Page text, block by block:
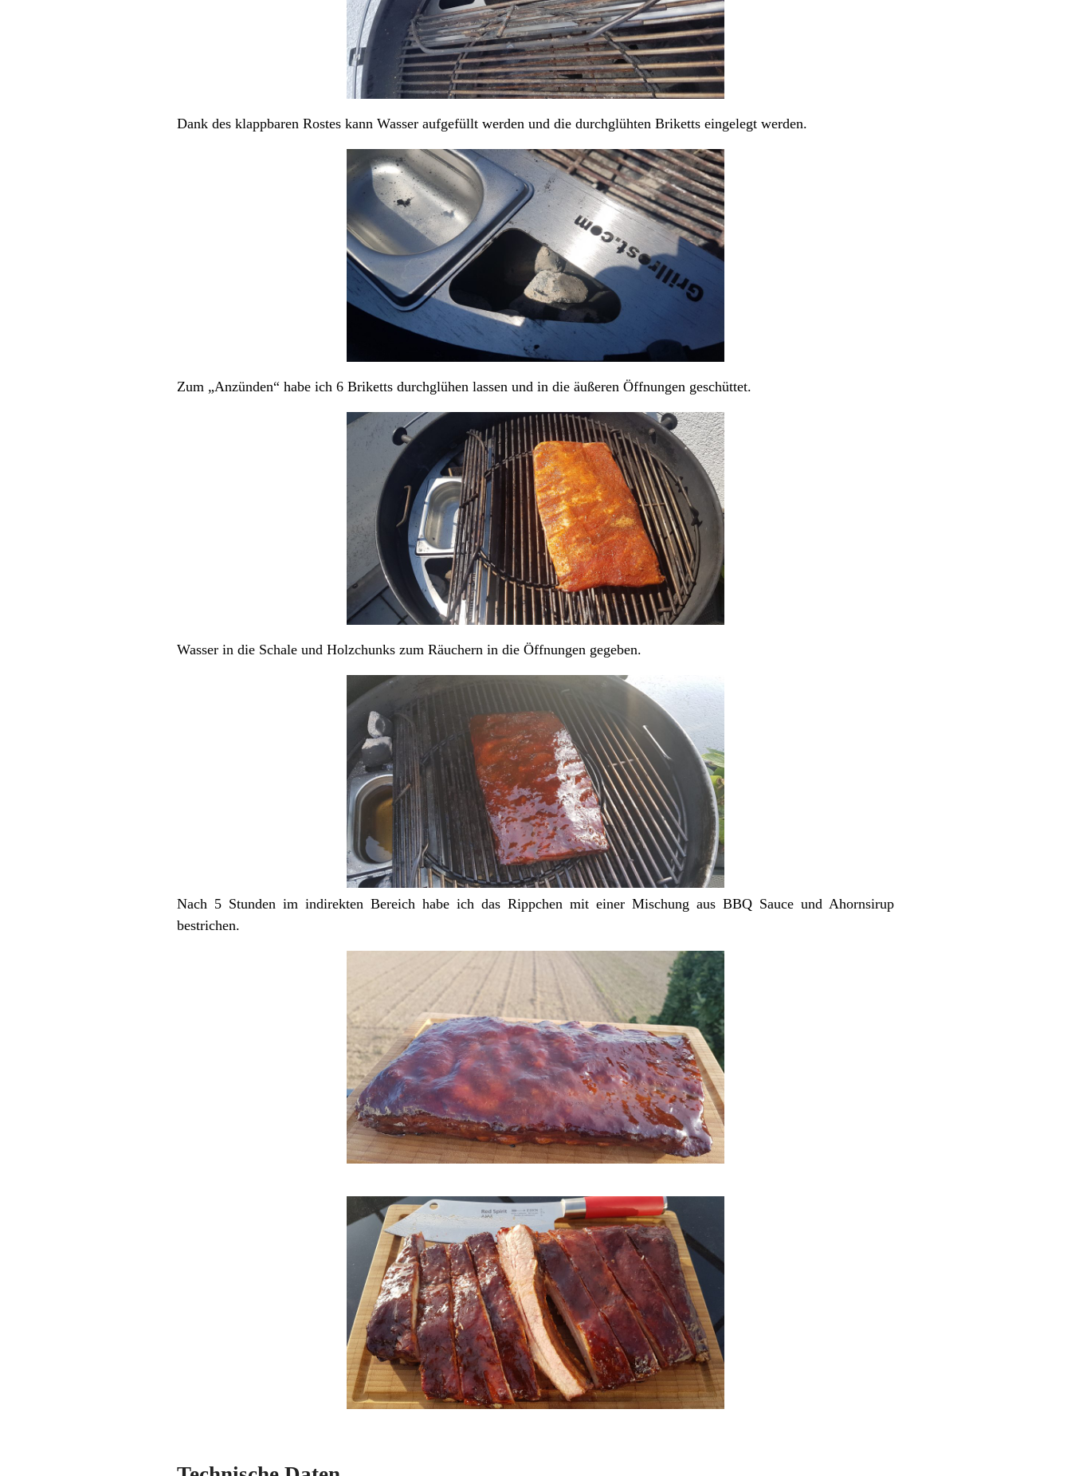
Dank des klappbaren Rostes kann Wasser aufgefüllt werden und die durchglühten Briketts eingelegt werden.
Zum „Anzünden“ habe ich 6 Briketts durchglühen lassen und in die äußeren Öffnungen geschüttet.
Wasser in die Schale und Holzchunks zum Räuchern in die Öffnungen gegeben.
Nach 5 Stunden im indirekten Bereich habe ich das Rippchen mit einer Mischung aus BBQ Sauce und Ahornsirup
bestrichen.